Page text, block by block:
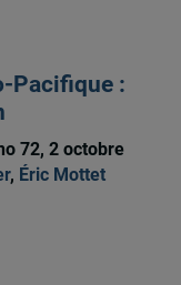
Pacifique :
72, 2 octobre
, Éric Mottet